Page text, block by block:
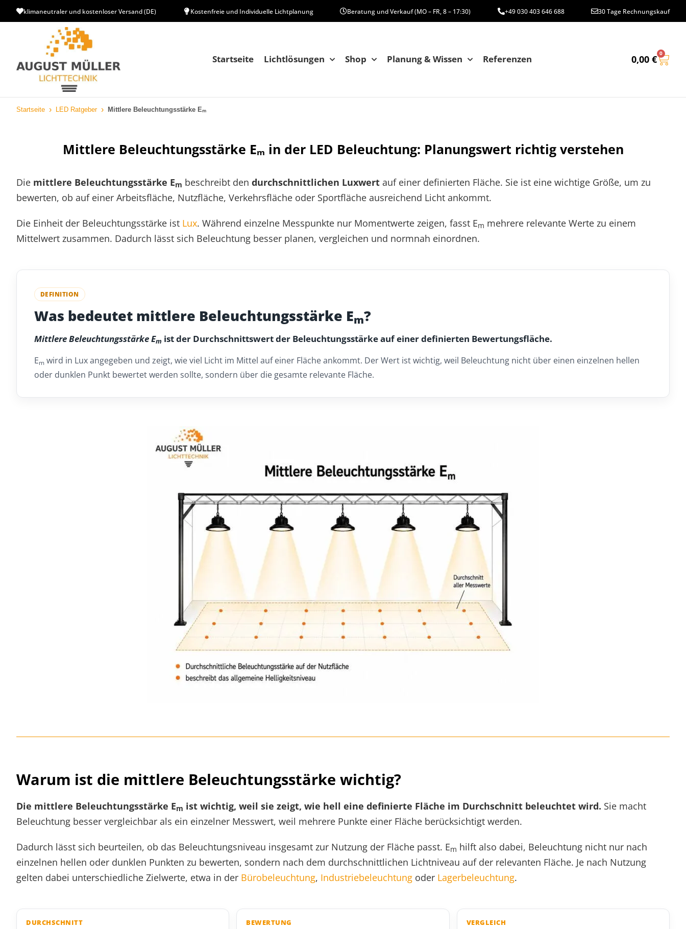
klimaneutraler und kostenloser Versand (DE) Kostenfreie und Individuelle Lichtplanung Beratung und Verkauf (MO – FR, 8 – 17:30) +49 030 403 646 688 30 Tage Rechnungskauf
Startseite Lichtlösungen Shop Planung & Wissen Referenzen 0,00 €
0
Startseite LED Ratgeber Mittlere Beleuchtungsstärke Eₘ
Mittlere Beleuchtungsstärke Eₘ in der LED Beleuchtung: Planungswert richtig verstehen
Die mittlere Beleuchtungsstärke Em beschreibt den durchschnittlichen Luxwert auf einer definierten Fläche. Sie ist eine wichtige Größe, um zu
bewerten, ob auf einer Arbeitsfläche, Nutzfläche, Verkehrsfläche oder Sportfläche ausreichend Licht ankommt.
Die Einheit der Beleuchtungsstärke ist Lux. Während einzelne Messpunkte nur Momentwerte zeigen, fasst Em mehrere relevante Werte zu einem
Mittelwert zusammen. Dadurch lässt sich Beleuchtung besser planen, vergleichen und normnah einordnen.
DEFINITION
Was bedeutet mittlere Beleuchtungsstärke Em?
Mittlere Beleuchtungsstärke Em ist der Durchschnittswert der Beleuchtungsstärke auf einer definierten Bewertungsfläche.
Em wird in Lux angegeben und zeigt, wie viel Licht im Mittel auf einer Fläche ankommt. Der Wert ist wichtig, weil Beleuchtung nicht über einen einzelnen hellen
oder dunklen Punkt bewertet werden sollte, sondern über die gesamte relevante Fläche.
Warum ist die mittlere Beleuchtungsstärke wichtig?
Die mittlere Beleuchtungsstärke Em ist wichtig, weil sie zeigt, wie hell eine definierte Fläche im Durchschnitt beleuchtet wird. Sie macht
Beleuchtung besser vergleichbar als ein einzelner Messwert, weil mehrere Punkte einer Fläche berücksichtigt werden.
Dadurch lässt sich beurteilen, ob das Beleuchtungsniveau insgesamt zur Nutzung der Fläche passt. Em hilft also dabei, Beleuchtung nicht nur nach
einzelnen hellen oder dunklen Punkten zu bewerten, sondern nach dem durchschnittlichen Lichtniveau auf der relevanten Fläche. Je nach Nutzung
gelten dabei unterschiedliche Zielwerte, etwa in der Bürobeleuchtung, Industriebeleuchtung oder Lagerbeleuchtung.
DURCHSCHNITT BEWERTUNG VERGLEICH